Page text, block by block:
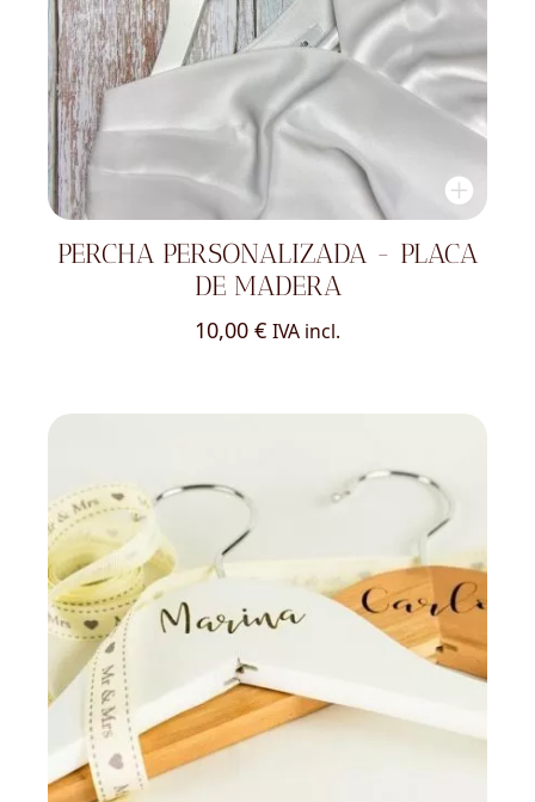
PERCHA PERSONALIZADA - PLACA
DE MADERA
10,00 € IVA incl.